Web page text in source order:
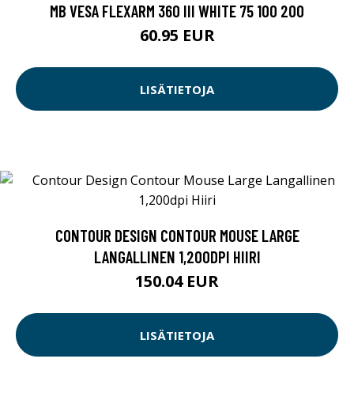
MB VESA FLEXARM 360 III WHITE 75 100 200
60.95 EUR
LISÄTIETOJA
CONTOUR DESIGN CONTOUR MOUSE LARGE
LANGALLINEN 1,200DPI HIIRI
150.04 EUR
LISÄTIETOJA